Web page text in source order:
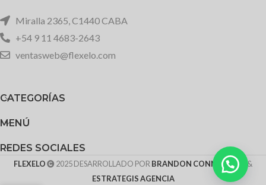
Miralla 2365, C1440 CABA
+54 9 11 4683-2643
ventasweb@flexelo.com
CATEGORÍAS
MENÚ
REDES SOCIALES
FLEXELO 2025 DESARROLLADO POR BRANDON CONNECTING
&
ESTRATEGIS AGENCIA